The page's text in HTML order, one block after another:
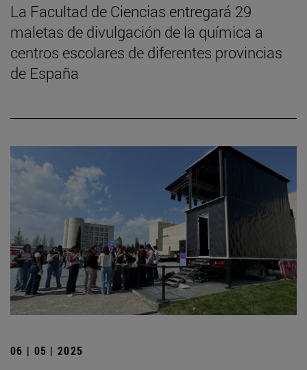
La Facultad de Ciencias entregará 29
maletas de divulgación de la química a
centros escolares de diferentes provincias
de España
06 | 05 | 2025